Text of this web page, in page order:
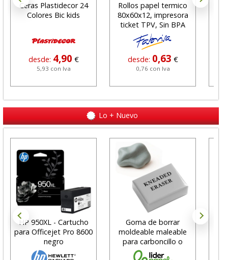
Ceras Plastidecor 24
Colores Bic kids
desde: 4,90 €
5,93 con Iva
Rollos papel termico
80x60x12, impresora
ticket TPV, Sin BPA
desde: 0,63 €
0,76 con Iva
Lo + Nuevo
HP 950XL - Cartucho
para Officejet Pro 8600
negro
Goma de borrar
moldeable maleable
para carboncillo o
grafito